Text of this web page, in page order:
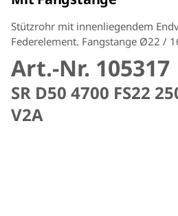
Stützrohr mit innenliegendem
Federelement. Fangstange Ø22 /
Art.-Nr. 105317
SR D50 4700 FS22
V2A